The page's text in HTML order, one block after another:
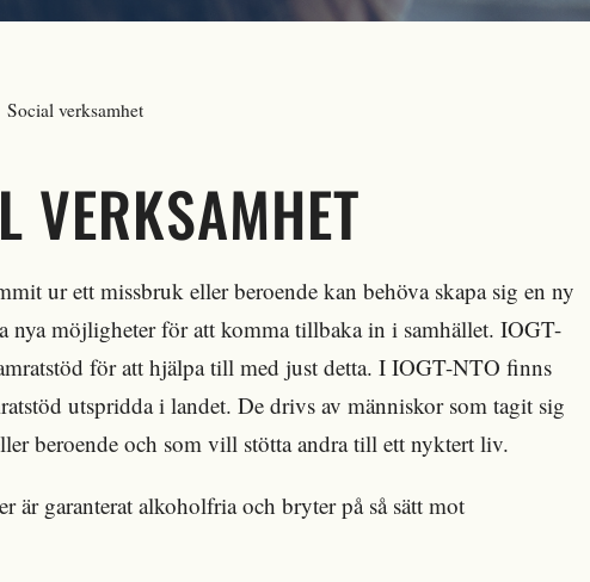
Social verksamhet
VERKSAMHET
ur ett missbruk eller beroende kan behöva skapa sig en ny
nya möjligheter för att komma tillbaka in i samhället. IOGT-
för att hjälpa till med just detta. I IOGT-NTO finns
utspridda i landet. De drivs av människor som tagit sig
beroende och som vill stötta andra till ett nyktert liv.
är garanterat alkoholfria och bryter på så sätt mot